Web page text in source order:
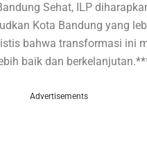
Sehat, ILP
Kota Bandung yang
bahwa transformasi ini
baik dan
Advertisements